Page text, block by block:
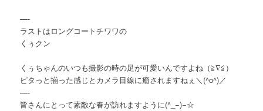
—-
ラストはロングコートチワワの
くぅクン
くぅちゃんのいつも撮影の時の足が可愛いんですよね（≧∇≦）
ピタっと揃った感じとカメラ目線に癒されますねぇ＼(^o^)／
—-
皆さんにとって素敵な春が訪れますように(^_−)−☆